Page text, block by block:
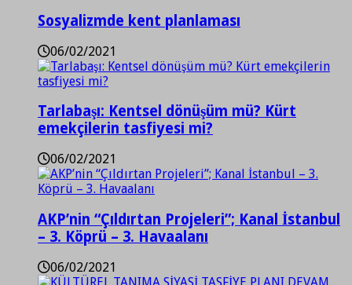
Sosyalizmde kent planlaması
06/02/2021
Tarlabaşı: Kentsel dönüşüm mü? Kürt
emekçilerin tasfiyesi mi?
06/02/2021
AKP’nin “Çıldırtan Projeleri”; Kanal İstanbul
– 3. Köprü – 3. Havaalanı
06/02/2021